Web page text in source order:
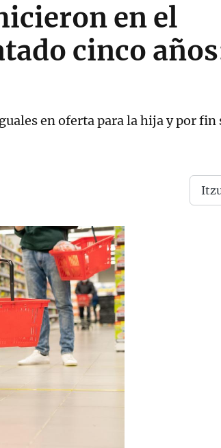
en el
cinco
en oferta para la hija y por fin